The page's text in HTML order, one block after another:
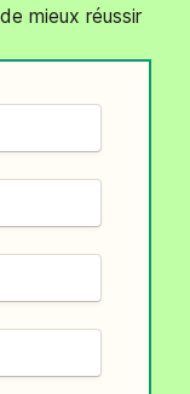
mieux réussir